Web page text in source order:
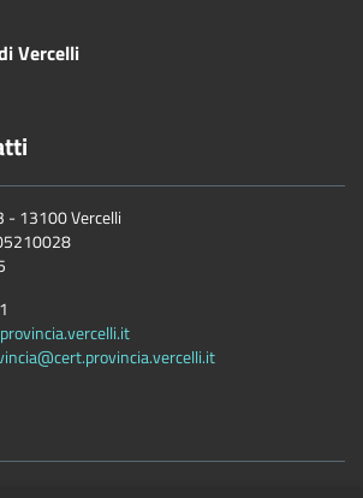
Vercelli
- 13100 Vercelli